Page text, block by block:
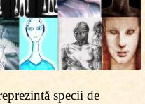
specii de